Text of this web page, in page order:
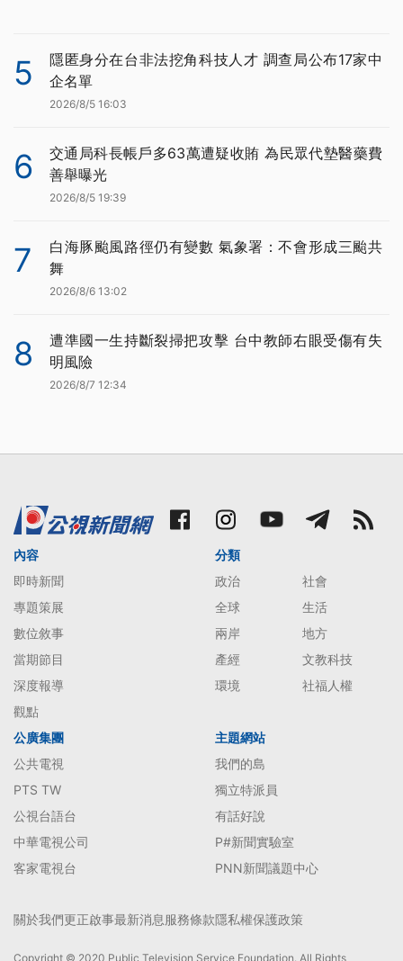
5
隱匿身分在台非法挖角科技人才 調查局公布17家中
企名單
2026/8/5 16:03
6
交通局科長帳戶多63萬遭疑收賄 為民眾代墊醫藥費
善舉曝光
2026/8/5 19:39
7
白海豚颱風路徑仍有變數 氣象署：不會形成三颱共
舞
2026/8/6 13:02
8
遭準國一生持斷裂掃把攻擊 台中教師右眼受傷有失
明風險
2026/8/7 12:34
內容
即時新聞
專題策展
數位敘事
當期節目
深度報導
觀點
分類
政治
社會
全球
生活
兩岸
地方
產經
文教科技
環境
社福人權
公廣集團
公共電視
PTS TW
公視台語台
中華電視公司
客家電視台
主題網站
我們的島
獨立特派員
有話好說
P#新聞實驗室
PNN新聞議題中心
關於我們更正啟事最新消息服務條款隱私權保護政策
Copyright © 2020 Public Television Service Foundation. All Rights